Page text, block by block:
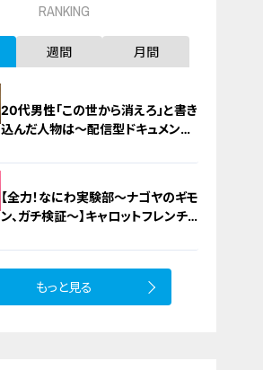
RANKING
週間 月間
20代男性「この世から消えろ」と書き
込んだ人物は～配信型ドキュメンタ
０話
【全力！なにわ実験部～ナゴヤのギモ
ン、ガチ検証～】キャロットフレンチ
もっと見る